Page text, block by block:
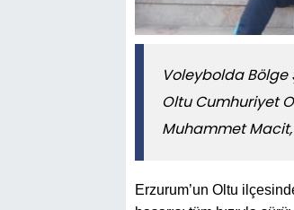
Voleybolda Bölge
Oltu Cumhuriyet
Muhammet
Erzurum’un Oltu